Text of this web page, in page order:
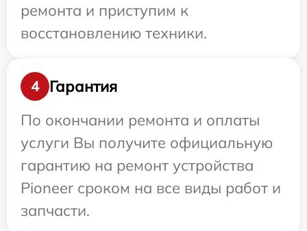
ремонта и приступим к
восстановлению техники.
4
Гарантия
По окончании ремонта и оплаты
услуги Вы получите официальную
гарантию на ремонт устройства
Pioneer сроком на все виды работ и
запчасти.